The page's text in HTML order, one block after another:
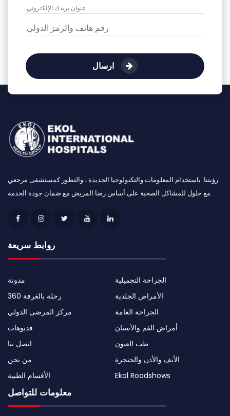
رؤيتنا: باستخدام المعلومات والتكنولوجيا الجديدة ، والتطور كمستشفى مرجعي
مع حلول للمشاكل الصحية على أساس رضا المريض مع ضمان جودة الخدمة
روابط سريعة
مدونة
رحلة بالغرفة 360
مركز المرضى الدولي
فديوهات
اتصل بنا
من نحن
الأقسام الطبية
الجراحة التجميلية
الأمراض الجلدية
الجراحة العامة
أمراض الفم والأسنان
طب العيون
الأنف والأذن والحنجرة
Ekol Roadshows
معلومات للتواصل